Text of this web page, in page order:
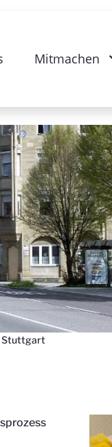
Mitmachen
Stuttgart